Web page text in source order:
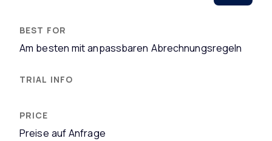
Am besten mit anpassbaren Abrechnungsregeln
Preise auf Anfrage